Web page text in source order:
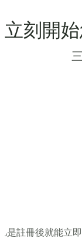
立刻開
是註冊後就能立